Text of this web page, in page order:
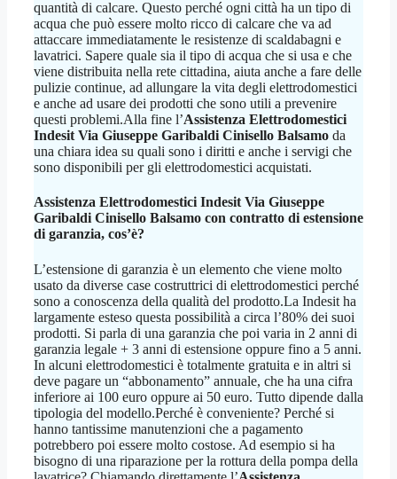
quantità di calcare. Questo perché ogni città ha un tipo di
acqua che può essere molto ricco di calcare che va ad
attaccare immediatamente le resistenze di scaldabagni e
lavatrici. Sapere quale sia il tipo di acqua che si usa e che
viene distribuita nella rete cittadina, aiuta anche a fare delle
pulizie continue, ad allungare la vita degli elettrodomestici
e anche ad usare dei prodotti che sono utili a prevenire
questi problemi.Alla fine l’Assistenza Elettrodomestici
Indesit Via Giuseppe Garibaldi Cinisello Balsamo da
una chiara idea su quali sono i diritti e anche i servigi che
sono disponibili per gli elettrodomestici acquistati.
Assistenza Elettrodomestici Indesit Via Giuseppe
Garibaldi Cinisello Balsamo con contratto di estensione
di garanzia, cos’è?
L’estensione di garanzia è un elemento che viene molto
usato da diverse case costruttrici di elettrodomestici perché
sono a conoscenza della qualità del prodotto.La Indesit ha
largamente esteso questa possibilità a circa l’80% dei suoi
prodotti. Si parla di una garanzia che poi varia in 2 anni di
garanzia legale + 3 anni di estensione oppure fino a 5 anni.
In alcuni elettrodomestici è totalmente gratuita e in altri si
deve pagare un “abbonamento” annuale, che ha una cifra
inferiore ai 100 euro oppure ai 50 euro. Tutto dipende dalla
tipologia del modello.Perché è conveniente? Perché si
hanno tantissime manutenzioni che a pagamento
potrebbero poi essere molto costose. Ad esempio si ha
bisogno di una riparazione per la rottura della pompa della